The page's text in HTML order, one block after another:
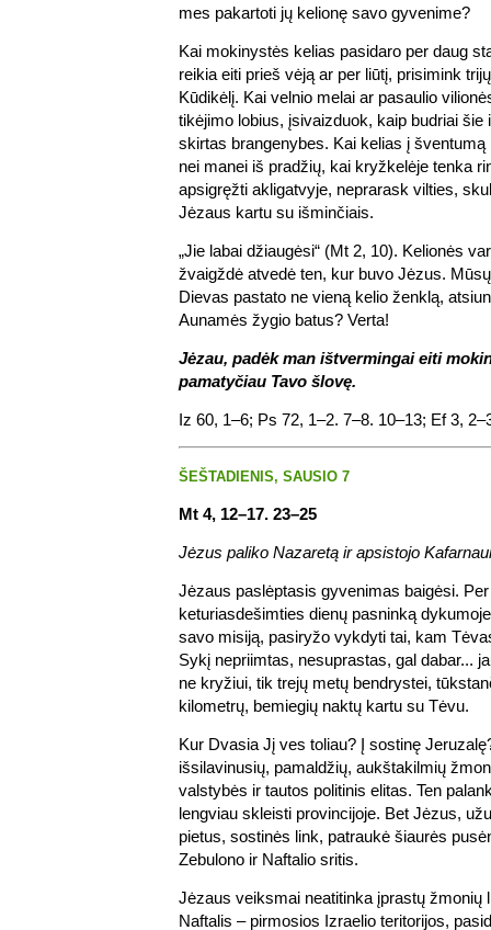
mes pakartoti jų kelionę savo gyvenime?
Kai mokinystės kelias pasidaro per daug
reikia eiti prieš vėją ar per liūtį, prisimink
Kūdikėlį. Kai velnio melai ar pasaulio
tikėjimo lobius, įsivaizduok, kaip budriai šie
skirtas brangenybes. Kai kelias į
nei manei iš pradžių, kai kryžkelėje tenka
apsigręžti akligatvyje, neprarask vilties,
Jėzaus kartu su išminčiais.
„Jie labai džiaugėsi“ (Mt 2, 10). Kelionės
žvaigždė atvedė ten, kur buvo Jėzus.
Dievas pastato ne vieną kelio ženklą,
Aunamės žygio batus? Verta!
Jėzau, padėk man ištvermingai eiti
pamatyčiau Tavo šlovę.
Iz 60, 1–6; Ps 72, 1–2. 7–8. 10–13; Ef 3,
ŠEŠTADIENIS, SAUSIO 7
Mt 4, 12–17. 23–25
Jėzus paliko Nazaretą ir apsistojo
Jėzaus paslėptasis gyvenimas baigėsi.
keturiasdešimties dienų pasninką
savo misiją, pasiryžo vykdyti tai, kam
Sykį nepriimtas, nesuprastas, gal dabar...
ne kryžiui, tik trejų metų bendrystei,
kilometrų, bemiegių naktų kartu su Tėvu.
Kur Dvasia Jį ves toliau? Į sostinę
išsilavinusių, pamaldžių, aukštakilmių
valstybės ir tautos politinis elitas. Ten
lengviau skleisti provincijoje. Bet Jėzus,
pietus, sostinės link, patraukė šiaurės
Zebulono ir Naftalio sritis.
Jėzaus veiksmai neatitinka įprastų žmonių
Naftalis – pirmosios Izraelio teritorijos,